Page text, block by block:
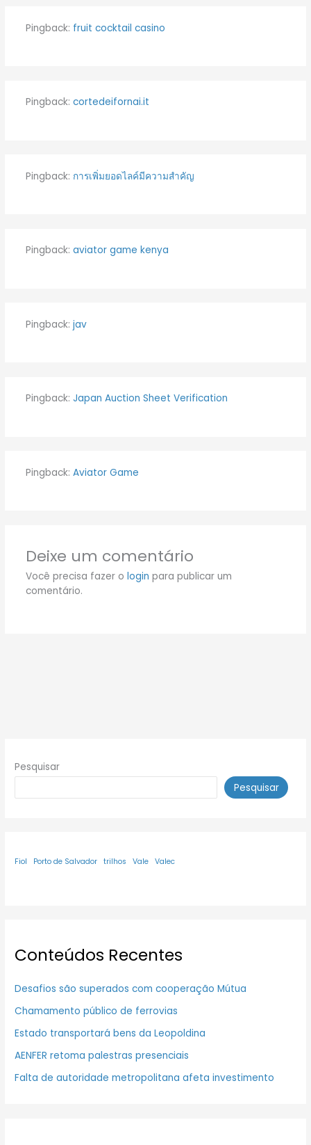
Pingback: fruit cocktail casino
Pingback: cortedeifornai.it
Pingback: การเพิ่มยอดไลค์มีความสำคัญ
Pingback: aviator game kenya
Pingback: jav
Pingback: Japan Auction Sheet Verification
Pingback: Aviator Game
Deixe um comentário
Você precisa fazer o login para publicar um
comentário.
Pesquisar
Pesquisar
Fiol Porto de Salvador trilhos Vale Valec
Conteúdos Recentes
Desafios são superados com cooperação Mútua
Chamamento público de ferrovias
Estado transportará bens da Leopoldina
AENFER retoma palestras presenciais
Falta de autoridade metropolitana afeta investimento